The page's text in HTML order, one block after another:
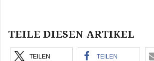
TEILE DIESEN ARTIKEL
TEILEN TEILEN